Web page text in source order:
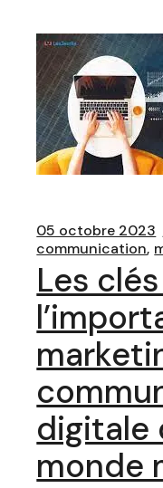
05 octobre 2023
communication
Les
digitale
monde